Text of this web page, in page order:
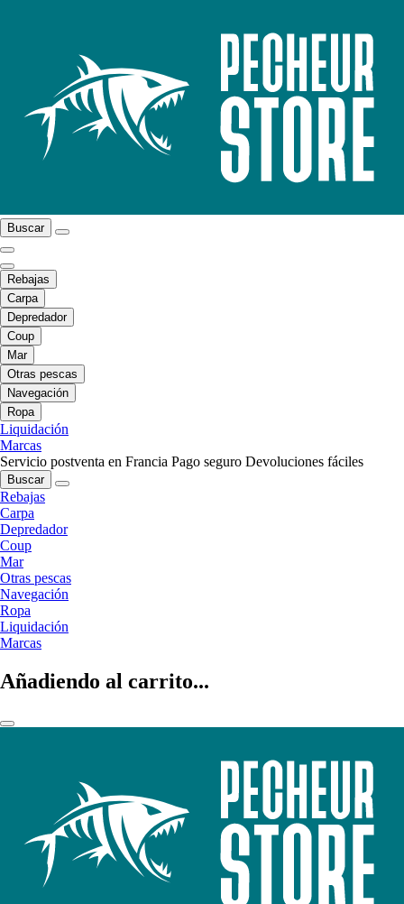
Buscar
Rebajas
Carpa
Depredador
Coup
Mar
Otras pescas
Navegación
Ropa
Liquidación
Marcas
Servicio postventa en Francia Pago seguro Devoluciones fáciles
Buscar
Rebajas
Carpa
Depredador
Coup
Mar
Otras pescas
Navegación
Ropa
Liquidación
Marcas
Añadiendo al carrito...